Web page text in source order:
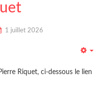
1 juillet 2026
Riquet, ci-dessous le lien